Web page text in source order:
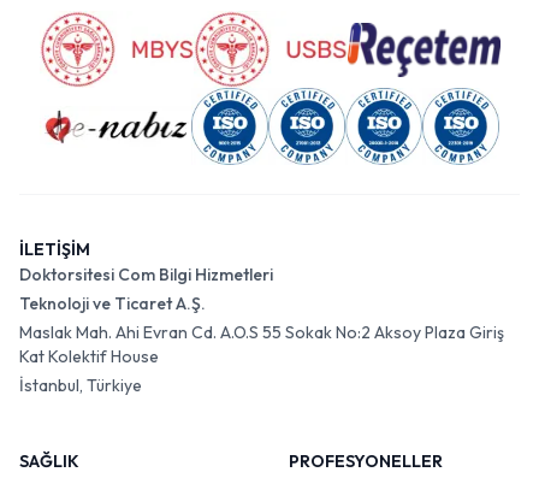
İLETİŞİM
Doktorsitesi Com Bilgi Hizmetleri
Teknoloji ve Ticaret A.Ş.
Maslak Mah. Ahi Evran Cd. A.O.S 55 Sokak No:2 Aksoy Plaza Giriş
Kat Kolektif House
İstanbul, Türkiye
SAĞLIK
PROFESYONELLER